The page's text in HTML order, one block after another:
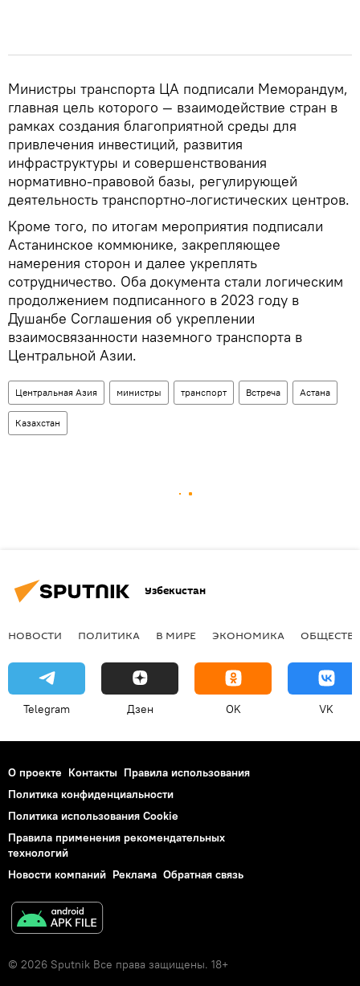
Министры транспорта ЦА подписали Меморандум,
главная цель которого — взаимодействие стран в
рамках создания благоприятной среды для
привлечения инвестиций, развития
инфраструктуры и совершенствования
нормативно-правовой базы, регулирующей
деятельность транспортно-логистических центров.
Кроме того, по итогам мероприятия подписали
Астанинское коммюнике, закрепляющее
намерения сторон и далее укреплять
сотрудничество. Оба документа стали логическим
продолжением подписанного в 2023 году в
Душанбе Соглашения об укреплении
взаимосвязанности наземного транспорта в
Центральной Азии.
Центральная Азия министры транспорт Встреча Астана
Казахстан
Узбекистан
НОВОСТИ ПОЛИТИКА В МИРЕ ЭКОНОМИКА
Telegram Дзен OK VK
О проекте Контакты Правила использования
Политика конфиденциальности
Политика использования Cookie
Правила применения рекомендательных
технологий
Новости компаний Реклама Обратная связь
© 2026 Sputnik Все права защищены. 18+